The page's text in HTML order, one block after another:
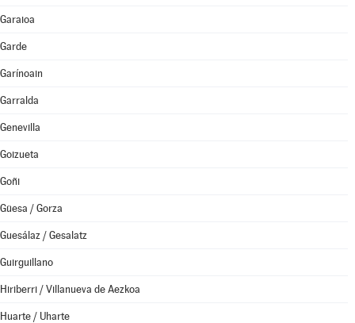
Garaioa
Garde
Garínoain
Garralda
Genevilla
Goizueta
Goñi
Güesa / Gorza
Guesálaz / Gesalatz
Guirguillano
Hiriberri / Villanueva de Aezkoa
Huarte / Uharte